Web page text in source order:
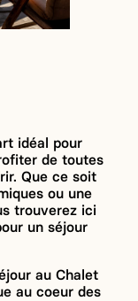
idéal pour
de toutes
Que ce soit
ou une
trouverez ici
un séjour
au Chalet
au coeur des